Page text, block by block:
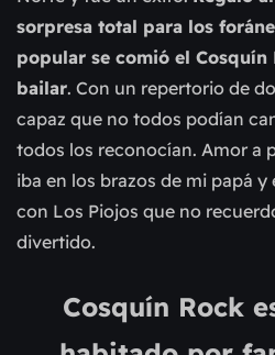
sorpresa total para los
popular se comió el Cosquín
bailar. Con un repertorio de
capaz que no todos podían
todos los reconocían. Amor a
iba en los brazos de mi papá
con Los Piojos que no
divertido.
Cosquín Rock